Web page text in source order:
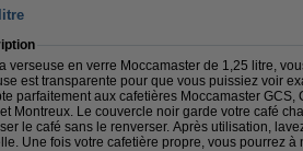
verseuse en verre Moccamaster de 1,25 litre,
est transparente pour que vous puissiez voir
parfaitement aux cafetières Moccamaster
Montreux. Le couvercle noir garde votre café
le café sans le renverser. Après utilisation,
Une fois votre cafetière propre, vous pourrez